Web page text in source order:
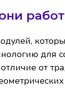
для
от